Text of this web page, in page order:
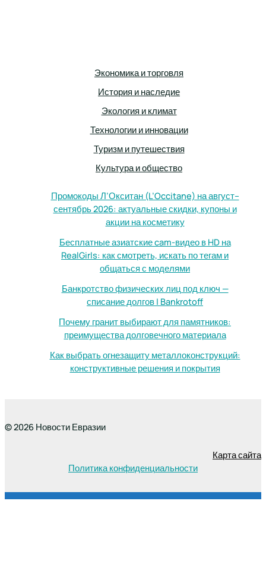
Экономика и торговля
История и наследие
Экология и климат
Технологии и инновации
Туризм и путешествия
Культура и общество
Промокоды Л’Окситан (L’Occitane) на август–
сентябрь 2026: актуальные скидки, купоны и
акции на косметику
Бесплатные азиатские cam-видео в HD на
RealGirls: как смотреть, искать по тегам и
общаться с моделями
Банкротство физических лиц под ключ —
списание долгов | Bankrotoff
Почему гранит выбирают для памятников:
преимущества долговечного материала
Как выбрать огнезащиту металлоконструкций:
конструктивные решения и покрытия
© 2026 Новости Евразии
Карта сайта
Политика конфиденциальности